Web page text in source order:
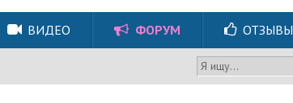
ВИДЕО ФОРУМ ОТЗЫВЫ
Я ищу...